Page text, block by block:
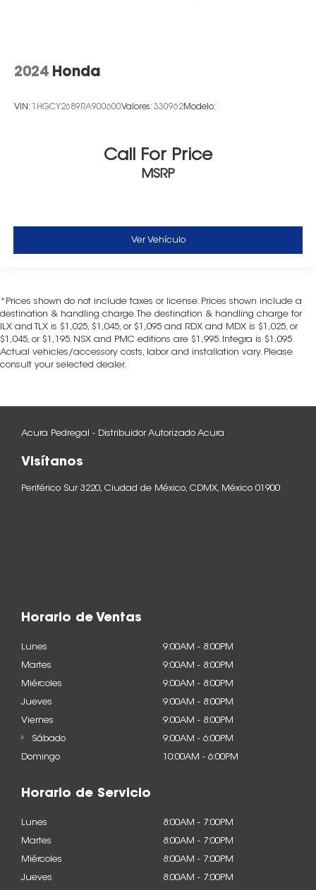
2024 Honda
VIN: 1HGCY2689RA900600Valores: 330962Modelo:
Call For Price
MSRP
Ver Vehículo
*Prices shown do not include taxes or license. Prices shown include a
destination & handling charge. The destination & handling charge for
ILX and TLX is $1,025, $1,045, or $1,095 and RDX and MDX is $1,025, or
$1,045, or $1,195. NSX and PMC editions are $1,995. Integra is $1,095.
Actual vehicles/accessory costs, labor and installation vary. Please
consult your selected dealer.
Acura Pedregal - Distribuidor Autorizado Acura
Visítanos
Periférico Sur 3220, Ciudad de México, CDMX, México 01900
Horario de Ventas
Lunes
9:00AM - 8:00PM
Martes
9:00AM - 8:00PM
Miércoles
9:00AM - 8:00PM
Jueves
9:00AM - 8:00PM
Viernes
9:00AM - 8:00PM
Sábado
9:00AM - 6:00PM
Domingo
10:00AM - 6:00PM
Horario de Servicio
Lunes
8:00AM - 7:00PM
Martes
8:00AM - 7:00PM
Miércoles
8:00AM - 7:00PM
Jueves
8:00AM - 7:00PM